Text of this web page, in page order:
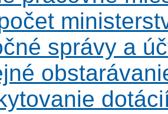
správy a